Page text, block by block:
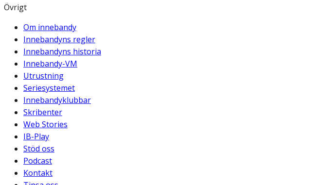
Övrigt
Om innebandy
Innebandyns regler
Innebandyns historia
Innebandy-VM
Utrustning
Seriesystemet
Innebandyklubbar
Skribenter
Web Stories
IB-Play
Stöd oss
Podcast
Kontakt